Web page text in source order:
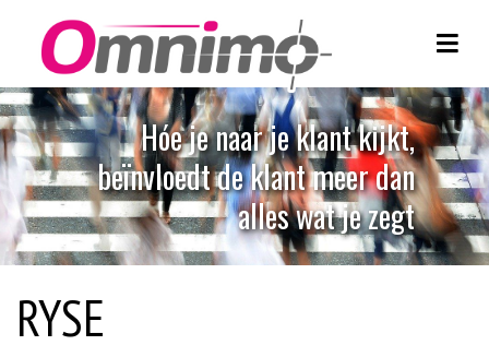
Skip to content
Hóejenaarjeklantkijkt,
beïnvloedtdeklantmeerdan
alleswatjezegt
RYSE